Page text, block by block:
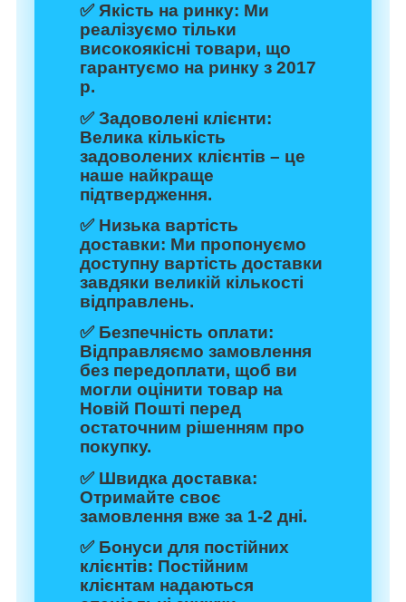
✅ Якість на ринку: Ми
реалізуємо тільки
високоякісні товари, що
гарантуємо на ринку з 2017
р.
✅Задоволені клієнти:
Велика кількість
задоволених клієнтів – це
наше найкраще
підтвердження.
✅ Низька вартість
доставки: Ми пропонуємо
доступну вартість доставки
завдяки великій кількості
відправлень.
✅ Безпечність оплати:
Відправляємо замовлення
без передоплати, щоб ви
могли оцінити товар на
Новій Пошті перед
остаточним рішенням про
покупку.
✅ Швидка доставка:
Отримайте своє
замовлення вже за 1-2 дні.
✅ Бонуси для постійних
клієнтів: Постійним
клієнтам надаються